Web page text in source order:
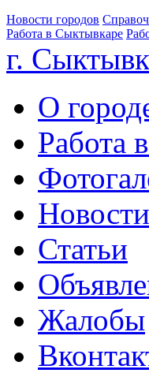
Новости городов
Работа в Сыктывкаре
г.
О
Работа
Новости
Статьи
Жалобы